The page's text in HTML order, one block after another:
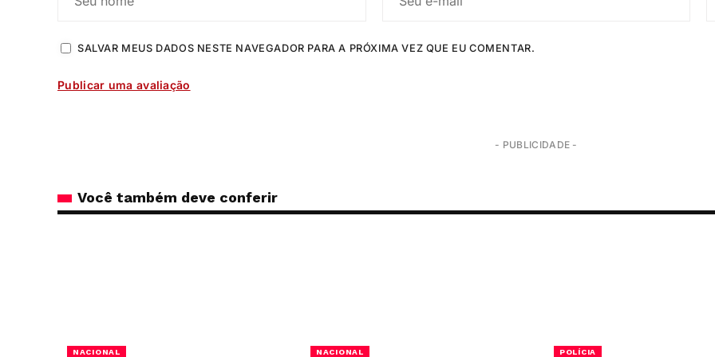
SALVAR MEUS DADOS NESTE NAVEGADOR PARA A PRÓXIMA VEZ QUE EU COMENTAR.
- PUBLICIDADE -
Você também deve conferir
NACIONAL NACIONAL POLÍCIA